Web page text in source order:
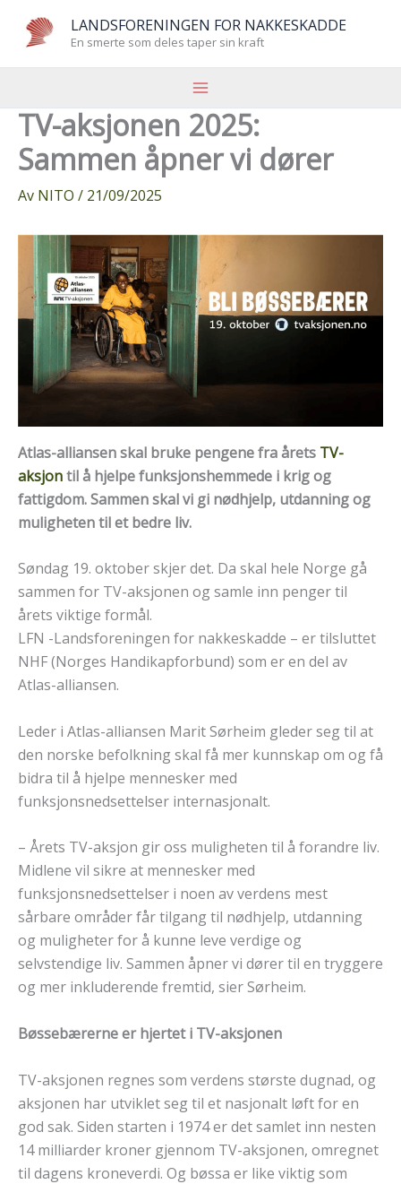
LANDSFORENINGEN FOR NAKKESKADDE
En smerte som deles taper sin kraft
TV-aksjonen 2025:
Sammen åpner vi dører
Av NITO / 21/09/2025
Atlas-alliansen skal bruke pengene fra årets TV-
aksjontil å hjelpe funksjonshemmede i krig og
fattigdom. Sammen skal vi gi nødhjelp, utdanning og
muligheten til et bedre liv.
Søndag 19. oktober skjer det. Da skal hele Norge gå
sammen for TV-aksjonen og samle inn penger til
årets viktige formål.
LFN -Landsforeningen for nakkeskadde – er tilsluttet
NHF (Norges Handikapforbund) som er en del av
Atlas-alliansen.
Leder i Atlas-alliansen Marit Sørheim gleder seg til at
den norske befolkning skal få mer kunnskap om og få
bidra til å hjelpe mennesker med
funksjonsnedsettelser internasjonalt.
– Årets TV-aksjon gir oss muligheten til å forandre liv.
Midlene vil sikre at mennesker med
funksjonsnedsettelser i noen av verdens mest
sårbare områder får tilgang til nødhjelp, utdanning
og muligheter for å kunne leve verdige og
selvstendige liv. Sammen åpner vi dører til en tryggere
og mer inkluderende fremtid, sier Sørheim.
Bøssebærerne er hjertet i TV-aksjonen
TV-aksjonen regnes som verdens største dugnad, og
aksjonen har utviklet seg til et nasjonalt løft for en
god sak. Siden starten i 1974 er det samlet inn nesten
14 milliarder kroner gjennom TV-aksjonen, omregnet
til dagens kroneverdi. Og bøssa er like viktig som